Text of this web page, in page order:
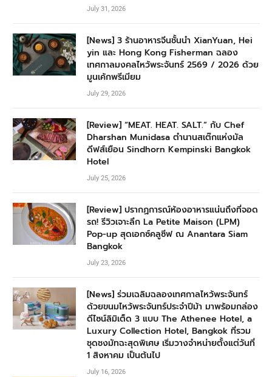
July 31, 2026
[News] 3 ร้านอาหารจีนชั้นนำ XianYuan, Hei
yin และ Hong Kong Fisherman ฉลอง
เทศกาลมงคลไหว้พระจันทร์ 2569 / 2026 ด้วย
มูนเค้กพรีเมียม
July 29, 2026
[Review] “MEAT. HEAT. SALT.” กับ Chef
Dharshan Munidasa ตำนานสเต๊กแห่งมัล
ดีฟส์เยือน Sindhorn Kempinski Bangkok
Hotel
July 25, 2026
[Review] ปรากฏการณ์ห้องอาหารแน่นถึงที่จอด
รถ! รีวิวเจาะลึก La Petite Maison (LPM)
Pop-up สุดเอกซ์คลูซีฟ ณ Anantara Siam
Bangkok
July 23, 2026
[News] ร่วมเฉลิมฉลองเทศกาลไหว้พระจันทร์
ด้วยขนมไหว้พระจันทร์ประจำปีม้า มาพร้อมกล่อง
ดีไซน์ลิมิเต็ด 3 แบบ The Athenee Hotel, a
Luxury Collection Hotel, Bangkok ที่รวม
ชุดชงมัทฉะสุดพิเศษ เริ่มวางจำหน่ายตั้งแต่วันที่
1 สิงหาคม เป็นต้นไป
July 16, 2026